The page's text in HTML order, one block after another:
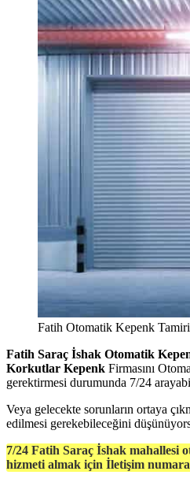
Fatih Otomatik Kepenk Tamiri
Fatih Saraç İshak Otomatik
Korkutlar Kepenk Firmasını
gerektirmesi durumunda 7/24
Veya gelecekte sorunların ortaya
edilmesi gerekebileceğini
7/24 Fatih Saraç İshak mahallesi
hizmeti almak için İletişim